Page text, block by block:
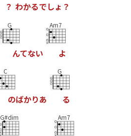
？ わかるでしょ ？
G
んてない
Am7
よ
C
のばかりあ
G
る
G#dim Am7